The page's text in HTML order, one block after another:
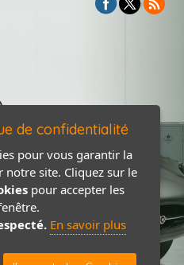
de confidentialité
pour vous garantir la
notre site. Cliquez sur le
pour accepter les
En savoir plus